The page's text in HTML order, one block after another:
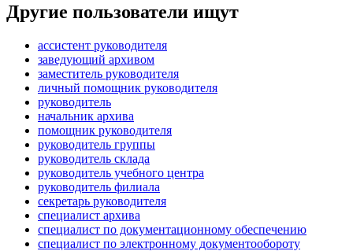
Другие пользователи ищут
ассистент руководителя
заведующий архивом
заместитель руководителя
личный помощник руководителя
руководитель
начальник архива
помощник руководителя
руководитель группы
руководитель склада
руководитель учебного центра
руководитель филиала
секретарь руководителя
специалист архива
специалист по документационному обеспечению
специалист по электронному документообороту